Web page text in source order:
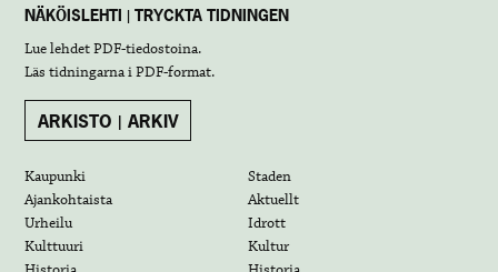
NÄKÖISLEHTI | TRYCKTA TIDNINGEN
Lue lehdetPDF-tiedostoina.
Läs tidningarna iPDF-format.
ARKISTO | ARKIV
Kaupunki
Staden
Ajankohtaista
Aktuellt
Urheilu
Idrott
Kulttuuri
Kultur